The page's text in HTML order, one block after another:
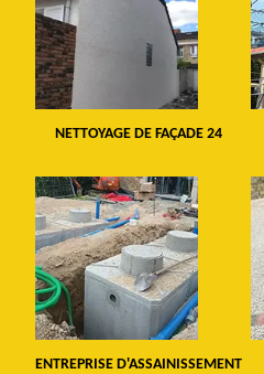
NETTOYAGE DE FAÇADE 24
ENTREPRISE D'ASSAINISSEMENT